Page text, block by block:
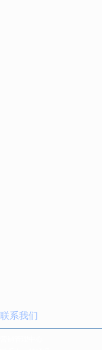
联系我们